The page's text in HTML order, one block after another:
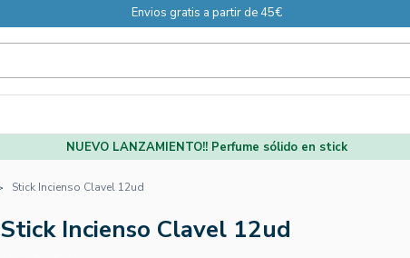
Envios gratis a partir de 45€
NUEVO LANZAMIENTO!! Perfume sólido en stick
Stick Incienso Clavel 12ud
Stick Incienso Clavel 12ud